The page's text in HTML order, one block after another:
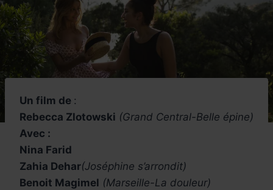
Un film de :
Rebecca Zlotowski (Grand Central-Belle épine)
Avec :
Nina Farid
Zahia Dehar(Joséphine s’arrondit)
Benoit Magimel (Marseille-La douleur)